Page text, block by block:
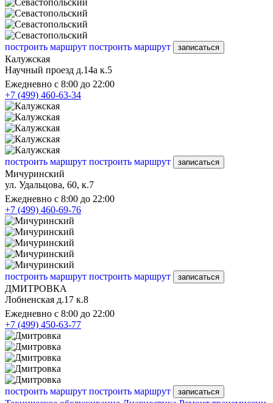
построить маршрут построить маршрут записаться
Калужская
Научный проезд д.14а к.5
Ежедневно с 8:00 до 22:00
+7 (499) 460-63-34
построить маршрут построить маршрут записаться
Мичуринский
ул. Удальцова, 60, к.7
Ежедневно с 8:00 до 22:00
+7 (499) 460-69-76
построить маршрут построить маршрут записаться
ДМИТРОВКА
Лобненская д.17 к.8
Ежедневно с 8:00 до 22:00
+7 (499) 450-63-77
построить маршрут построить маршрут записаться